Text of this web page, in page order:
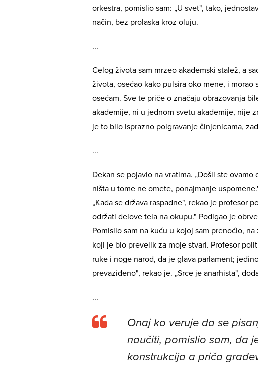
orkestra, pomislio sam: „U svet", tako,
način, bez prolaska kroz oluju.
...
Celog života sam mrzeo akademski stalež, a
života, osećao kako pulsira oko mene, i morao
osećam. Sve te priče o značaju obrazovanja
akademije, ni u jednom svetu akademije, nije
je to bilo isprazno poigravanje činjenicama,
...
Dekan se pojavio na vratima. „Došli ste
ništa u tome ne omete, ponajmanje
„Kada se država raspadne", rekao je profesor
održati delove tela na okupu." Podigao je
Pomislio sam na kuću u kojoj sam prenoćio,
koji je bio prevelik za moje stvari. Profesor
ruke i noge narod, da je glava parlament;
prevaziđeno", rekao je. „Srce je anarhista",
...
Onaj ko veruje da se
naučiti, pomislio sam, da
konstrukcija a priča